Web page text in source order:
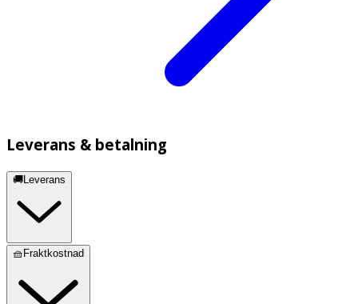
Leverans & betalning
🚚Leverans
🧺Fraktkostnad